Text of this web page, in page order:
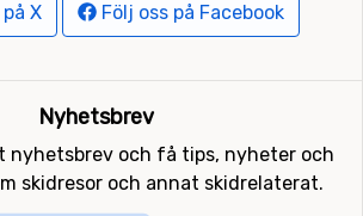
X Följ oss på Facebook
Nyhetsbrev
nyhetsbrev och få tips, nyheter och
skidresor och annat skidrelaterat.